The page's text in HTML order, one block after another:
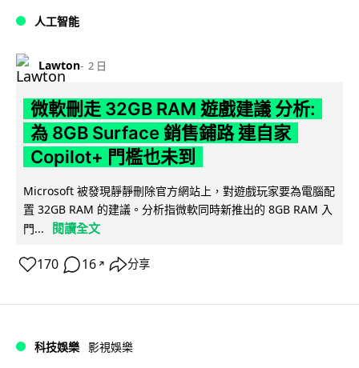
人工智能
Lawton 2 日
微軟刪走 32GB RAM 遊戲建議 分析:
為 8GB Surface 銷售鋪路 連自家
Copilot+ 門檻也未到
Microsoft 被發現靜靜刪除官方網站上，對遊戲玩家要為電腦配
置 32GB RAM 的建議。分析指微軟同時新推出的 8GB RAM 入
門...
閱讀全文
170 16 ↗ 分享
科技娛樂 影視娛樂